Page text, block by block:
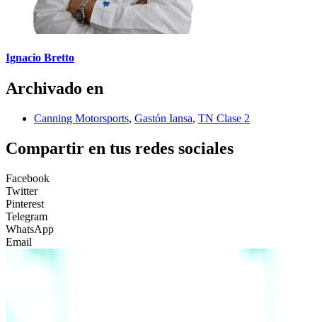
Ignacio Bretto
Archivado en
Canning Motorsports, Gastón Iansa, TN Clase 2
Compartir en tus redes sociales
Facebook
Twitter
Pinterest
Telegram
WhatsApp
Email